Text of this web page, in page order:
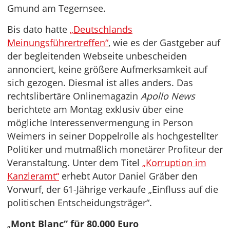
Gmund am Tegernsee.
Bis dato hatte „Deutschlands
Meinungsführertreffen“, wie es der Gastgeber auf
der begleitenden Webseite unbescheiden
annonciert, keine größere Aufmerksamkeit auf
sich gezogen. Diesmal ist alles anders. Das
rechtslibertäre Onlinemagazin Apollo News
berichtete am Montag exklusiv über eine
mögliche Interessenvermengung in Person
Weimers in seiner Doppelrolle als hochgestellter
Politiker und mutmaßlich monetärer Profiteur der
Veranstaltung. Unter dem Titel „Korruption im
Kanzleramt“ erhebt Autor Daniel Gräber den
Vorwurf, der 61-Jährige verkaufe „Einfluss auf die
politischen Entscheidungsträger“.
„Mont Blanc“ für 80.000 Euro